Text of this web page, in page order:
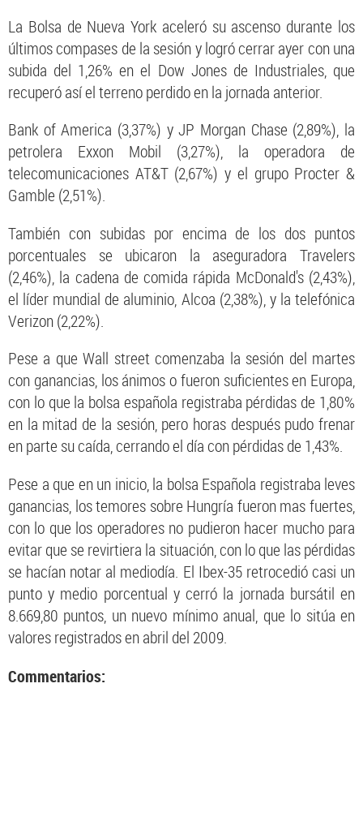
La Bolsa de Nueva York aceleró su ascenso durante los
últimos compases de la sesión y logró cerrar ayer con una
subida del 1,26% en el Dow Jones de Industriales, que
recuperó así el terreno perdido en la jornada anterior.
Bank of America (3,37%) y JP Morgan Chase (2,89%), la
petrolera Exxon Mobil (3,27%), la operadora de
telecomunicaciones AT&T (2,67%) y el grupo Procter &
Gamble (2,51%).
También con subidas por encima de los dos puntos
porcentuales se ubicaron la aseguradora Travelers
(2,46%), la cadena de comida rápida McDonald's (2,43%),
el líder mundial de aluminio, Alcoa (2,38%), y la telefónica
Verizon (2,22%).
Pese a que Wall street comenzaba la sesión del martes
con ganancias, los ánimos o fueron suficientes en Europa,
con lo que la bolsa española registraba pérdidas de 1,80%
en la mitad de la sesión, pero horas después pudo frenar
en parte su caída, cerrando el día con pérdidas de 1,43%.
Pese a que en un inicio, la bolsa Española registraba leves
ganancias, los temores sobre Hungría fueron mas fuertes,
con lo que los operadores no pudieron hacer mucho para
evitar que se revirtiera la situación, con lo que las pérdidas
se hacían notar al mediodía. El Ibex-35 retrocedió casi un
punto y medio porcentual y cerró la jornada bursátil en
8.669,80 puntos, un nuevo mínimo anual, que lo sitúa en
valores registrados en abril del 2009.
Commentarios: